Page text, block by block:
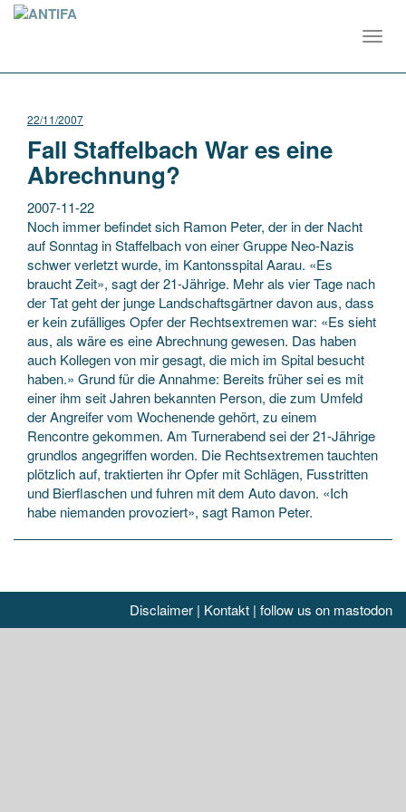
22/11/2007
Fall Staffelbach War es eine
Abrechnung?
2007-11-22
Noch immer befindet sich Ramon Peter, der in der Nacht
auf Sonntag in Staffelbach von einer Gruppe Neo-Nazis
schwer verletzt wurde, im Kantonsspital Aarau. «Es
braucht Zeit», sagt der 21-Jährige. Mehr als vier Tage nach
der Tat geht der junge Landschaftsgärtner davon aus, dass
er kein zufälliges Opfer der Rechtsextremen war: «Es sieht
aus, als wäre es eine Abrechnung gewesen. Das haben
auch Kollegen von mir gesagt, die mich im Spital besucht
haben.» Grund für die Annahme: Bereits früher sei es mit
einer ihm seit Jahren bekannten Person, die zum Umfeld
der Angreifer vom Wochenende gehört, zu einem
Rencontre gekommen. Am Turnerabend sei der 21-Jährige
grundlos angegriffen worden. Die Rechtsextremen tauchten
plötzlich auf, traktierten ihr Opfer mit Schlägen, Fusstritten
und Bierflaschen und fuhren mit dem Auto davon. «Ich
habe niemanden provoziert», sagt Ramon Peter.
Disclaimer | Kontakt | follow us on mastodon